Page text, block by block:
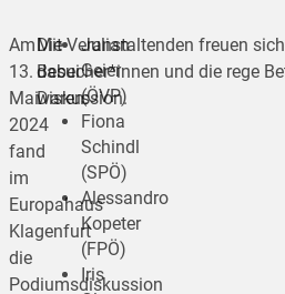
Am
13.
Mai
2024
fand
im
Europahaus
Klagenfurt
die
Podiumsdiskussion
Mit
dabei
waren:
Julian
Geier
(ÖVP)
Fiona
Schindl
(SPÖ)
Alessandro
Kopeter
(FPÖ)
Iris
Die Veranstaltenden freuen
Besucher*innen und die rege
Diskussion.